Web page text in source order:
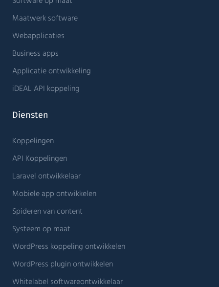
Maatwerk software
Webapplicaties
Business apps
Applicatie ontwikkeling
iDEAL API koppeling
Diensten
Koppelingen
API Koppelingen
Laravel ontwikkelaar
Mobiele app ontwikkelen
Spideren van content
Systeem op maat
WordPress koppeling ontwikkelen
WordPress plugin ontwikkelen
Whitelabel softwareontwikkelaar